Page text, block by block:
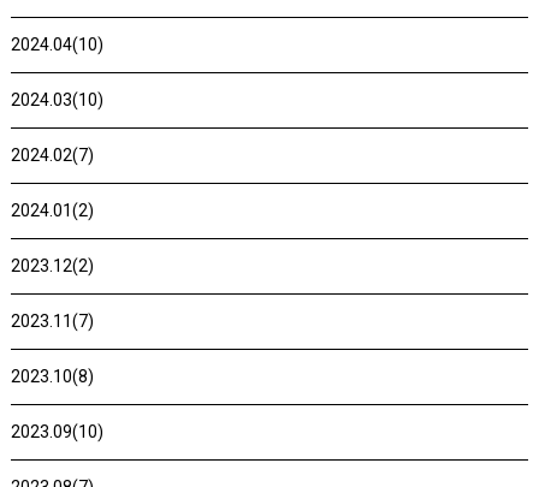
2024.04(10)
2024.03(10)
2024.02(7)
2024.01(2)
2023.12(2)
2023.11(7)
2023.10(8)
2023.09(10)